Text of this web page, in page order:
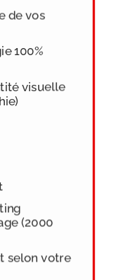
de vos
100%
visuelle
(2000
selon votre